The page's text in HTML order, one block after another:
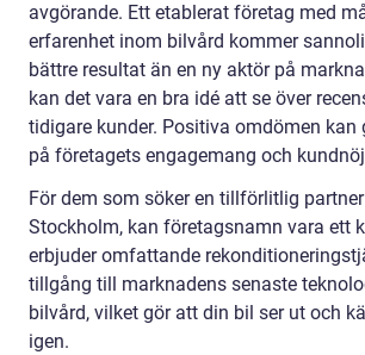
avgörande. Ett etablerat företag med
erfarenhet inom bilvård kommer
bättre resultat än en ny aktör på
kan det vara en bra idé att se över
tidigare kunder. Positiva omdömen kan
på företagets engagemang och
För dem som söker en tillförlitlig
Stockholm, kan företagsnamn vara ett
erbjuder omfattande
tillgång till marknadens senaste
bilvård, vilket gör att din bil ser ut och
igen.